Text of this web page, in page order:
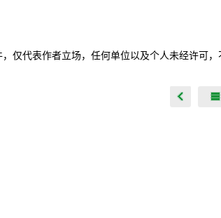
仅代表作者立场，任何单位以及个人未经许可，